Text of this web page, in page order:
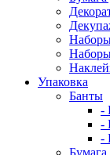
Наборы
Упаковка
Банты
-
-
-
Бумага